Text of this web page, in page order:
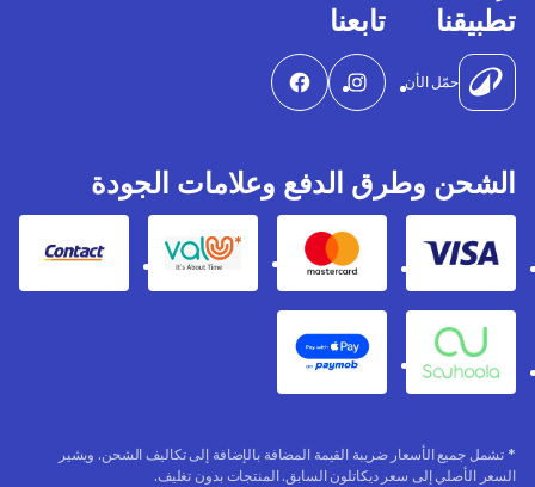
تطبيقنا
حمّل الأن
تابعنا
الشحن وطرق الدفع وعلامات الجودة
Visa
Mastercard
Valu
Contact
Souhoola
Apple Pay
* تشمل جميع الأسعار ضريبة القيمة المضافة بالإضافة إلى تكاليف الشحن. ويشير
السعر الأصلي إلى سعر ديكاتلون السابق. المنتجات بدون تغليف.